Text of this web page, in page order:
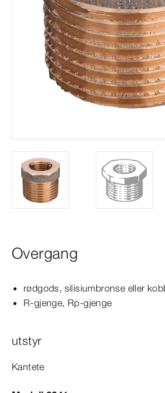
Overgang
rødgods, silisiumbronse eller
R-​gjenge, Rp-​gjenge
utstyr
Kantete